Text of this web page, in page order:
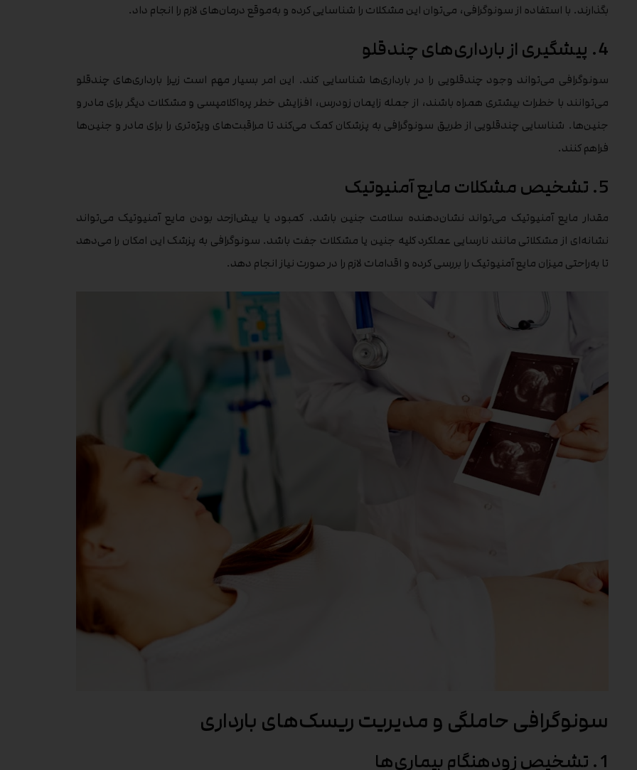
بگذارند. با استفاده از سونوگرافی، می‌توان این مشکلات را شناسایی کرده و به‌موقع درمان‌های لازم را انجام داد.
4. پیشگیری از بارداری‌های چندقلو
سونوگرافی می‌تواند وجود چندقلویی را در بارداری‌ها شناسایی کند. این امر بسیار مهم است زیرا بارداری‌های چندقلو
می‌توانند با خطرات بیشتری همراه باشند، از جمله زایمان زودرس، افزایش خطر پره‌اکلامپسی و مشکلات دیگر برای مادر و
جنین‌ها. شناسایی چندقلویی از طریق سونوگرافی به پزشکان کمک می‌کند تا مراقبت‌های ویژه‌تری را برای مادر و جنین‌ها
فراهم کنند.
5. تشخیص مشکلات مایع آمنیوتیک
مقدار مایع آمنیوتیک می‌تواند نشان‌دهنده سلامت جنین باشد. کمبود یا بیش‌ازحد بودن مایع آمنیوتیک می‌تواند
نشانه‌ای از مشکلاتی مانند نارسایی عملکرد کلیه جنین یا مشکلات جفت باشد. سونوگرافی به پزشک این امکان را می‌دهد
تا به‌راحتی میزان مایع آمنیوتیک را بررسی کرده و اقدامات لازم را در صورت نیاز انجام دهد.
سونوگرافی حاملگی و مدیریت ریسک‌های بارداری
1. تشخیص زودهنگام بیماری‌ها